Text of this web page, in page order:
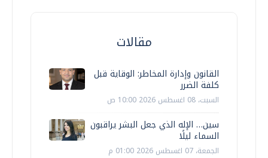
مقالات
القانون وإدارة المخاطر: الوقاية قبل
كلفة الضرر
السبت، 08 اغسطس 2026 10:00 ص
سين… الإله الذي جعل البشر يراقبون
السماء ليلًا
الجمعة، 07 اغسطس 2026 01:00 م